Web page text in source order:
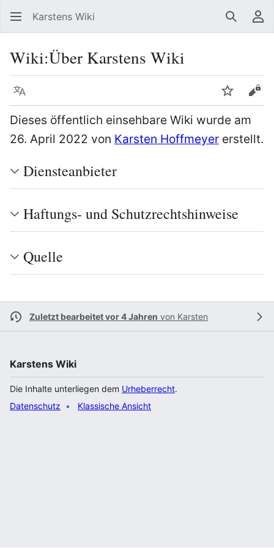
Karstens Wiki Suchen
Wiki:Über Karstens Wiki
Sprache
Dieses öffentlich einsehbare Wiki wurde am
26. April 2022 von Karsten Hoffmeyer erstellt.
Diensteanbieter
Haftungs- und Schutzrechtshinweise
Quelle
Zuletzt bearbeitet vor 4 Jahren von Karsten
Karstens Wiki
Die Inhalte unterliegen dem Urheberrecht.
Datenschutz
Klassische Ansicht